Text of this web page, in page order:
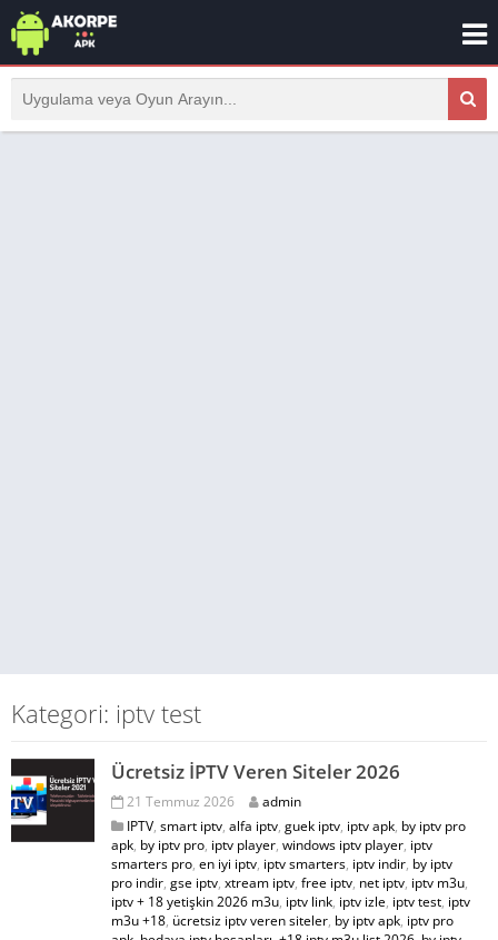
Kategori: iptv test
Ücretsiz İPTV Veren Siteler 2026
21 Temmuz 2026
admin
IPTV, smart iptv, alfa iptv, guek iptv, iptv apk, by iptv pro
apk, by iptv pro, iptv player, windows iptv player, iptv
smarters pro, en iyi iptv, iptv smarters, iptv indir, by iptv
pro indir, gse iptv, xtream iptv, free iptv, net iptv, iptv m3u,
iptv + 18 yetişkin 2026 m3u, iptv link, iptv izle, iptv test, iptv
m3u +18, ücretsiz iptv veren siteler, by iptv apk, iptv pro